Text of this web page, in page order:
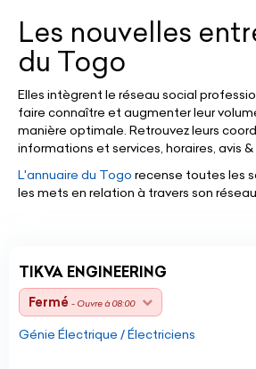
Les nouvelles
du Togo
Elles intègrent le réseau social
faire connaître et augmenter leur
manière optimale. Retrouvez leurs
informations et services, horaires, avis
L'annuaire du Togo recense toutes les
les mets en relation à travers son
TIKVA ENGINEERING
Fermé - Ouvre à 08:00
Génie Électrique / Électriciens